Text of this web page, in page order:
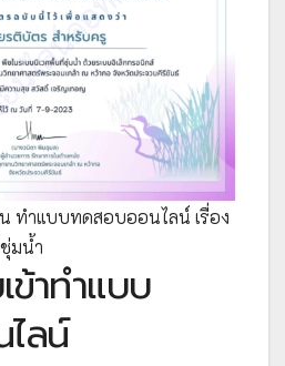
ทำแบบทดสอบออนไลน์ เรื่อง
มน้ำ
ข้าทำแบบ
ลน์